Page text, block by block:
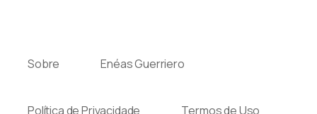
Sobre Enéas Guerriero
Política de Privacidade Termos de Uso